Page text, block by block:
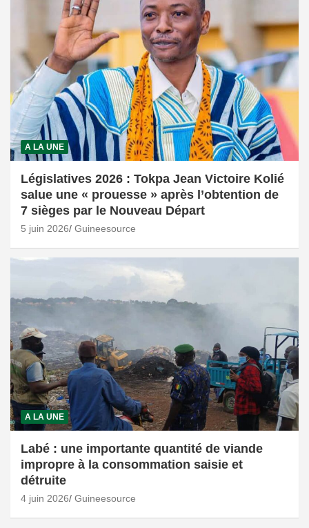
A LA UNE
Législatives 2026 : Tokpa Jean Victoire Kolié
salue une « prouesse » après l’obtention de
7 sièges par le Nouveau Départ
5 juin 2026 Guineesource
A LA UNE
Labé : une importante quantité de viande
impropre à la consommation saisie et
détruite
4 juin 2026 Guineesource